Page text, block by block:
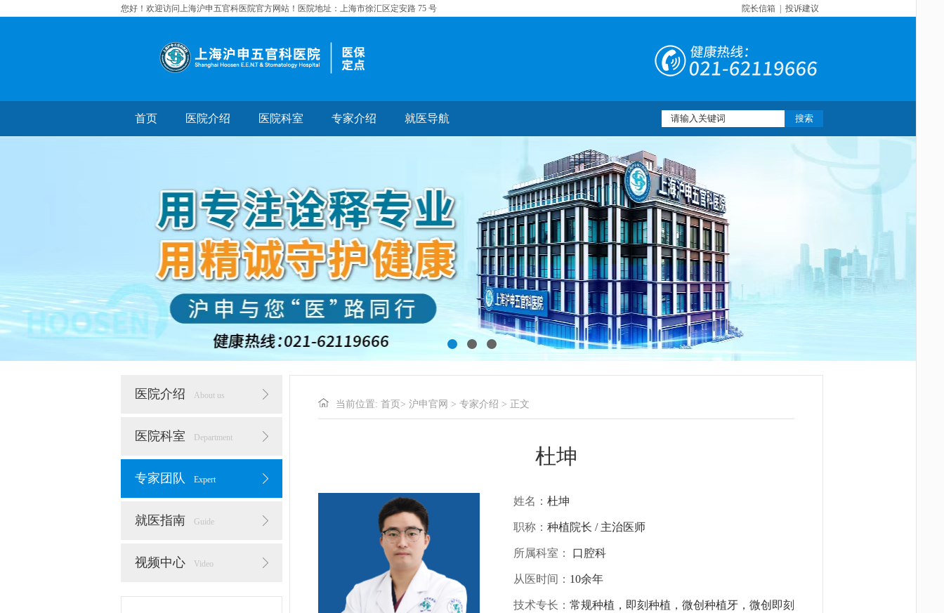
首页 医院介绍 医院科室 专家介绍 就医导航
医院介绍 About us
医院科室 Department
专家团队 Expert
就医指南 Guide
视频中心 Video
当前位置: 首页 > 沪申官网 > 专家介绍 > 正文
杜坤
姓名： 杜坤
职称： 种植院长 / 主治医师
所属科室： 口腔科
从医时间： 10余年
技术专长： 常规种植，即刻种植，微创种植牙，微创即刻
您好！欢迎访问上海沪申五官科医院官方网站！医院地址：上海市徐汇区定安路 75 号 院长信箱 投诉建议